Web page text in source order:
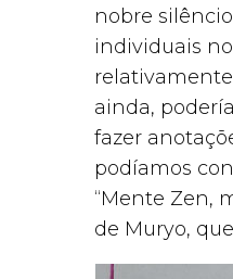
nobre
individuais
ainda,
fazer
podíamos
“Mente Zen,
de Muryo,